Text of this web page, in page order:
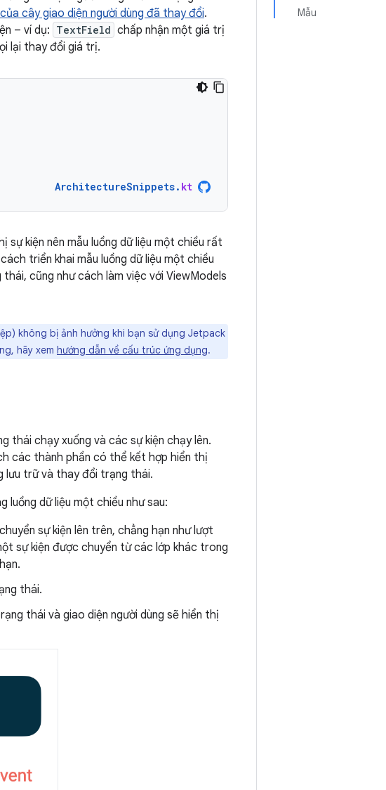
Mẫu
cây giao diện người dùng đã thay đổi.
– ví dụ: TextField chấp nhận một giá trị
lại thay đổi giá trị.
ArchitectureSnippets. kt
kiện nên mẫu luồng dữ liệu một chiều rất
triển khai mẫu luồng dữ liệu một chiều
cũng như cách làm việc với ViewModels
không bị ảnh hưởng khi bạn sử dụng Jetpack
hãy xem hướng dẫn về cấu trúc ứng dụng.
thái chạy xuống và các sự kiện chạy lên.
các thành phần có thể kết hợp hiển thị
lưu trữ và thay đổi trạng thái.
luồng dữ liệu một chiều như sau:
sự kiện lên trên, chẳng hạn như lượt
sự kiện được chuyển từ các lớp khác trong
thái.
thái và giao diện người dùng sẽ hiển thị